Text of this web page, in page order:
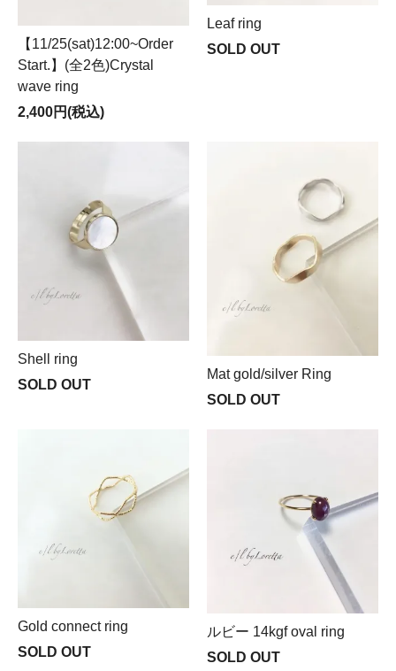
【11/25(sat)12:00~Order
Start.】(全2色)Crystal
wave ring
2,400円(税込)
Leaf ring
SOLD OUT
Shell ring
SOLD OUT
Mat gold/silver Ring
SOLD OUT
Gold connect ring
SOLD OUT
ルビー 14kgf oval ring
SOLD OUT